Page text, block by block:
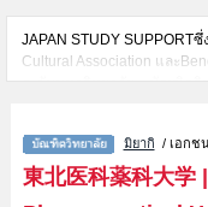
JAPAN STUDY SUPPORT
Cultural Association และ
ระดับมหาวิทยาลัย・บัณฑิตวิ
University,ข้อมูลจำเป็นสำห
ของแต่ละสาขาวิจัย,ข้อมูลกา
จำนวนคนที่ผ่านการสอบคัดเลื
มิยากิ / เอกช
東北医科薬科大学|